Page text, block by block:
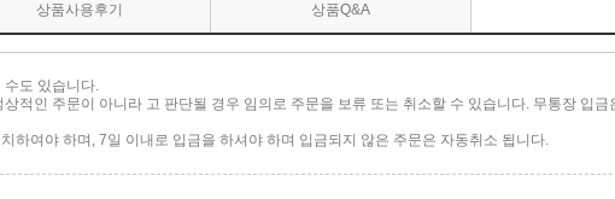
상품사용후기 상품Q&A
도 있습니다.
적인 주문이 아니라 고 판단될 경우 임의로 주문을 보류 또는 취소할 수 있습니다. 무통장 입
하여야 하며, 7일 이내로 입금을 하셔야 하며 입금되지 않은 주문은 자동취소 됩니다.